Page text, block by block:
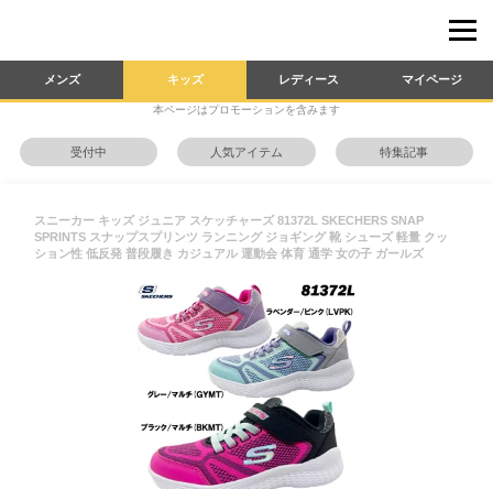
メンズ キッズ レディース マイページ
本ページはプロモーションを含みます
受付中 人気アイテム 特集記事
スニーカー キッズ ジュニア スケッチャーズ 81372L SKECHERS SNAP
SPRINTS スナップスプリンツ ランニング ジョギング 靴 シューズ 軽量 クッ
ション性 低反発 普段履き カジュアル 運動会 体育 通学 女の子 ガールズ